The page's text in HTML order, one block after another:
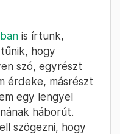
is írtunk,
hogy
szó, egyrészt
érdeke, másrészt
egy lengyel
háborút.
szögezni, hogy